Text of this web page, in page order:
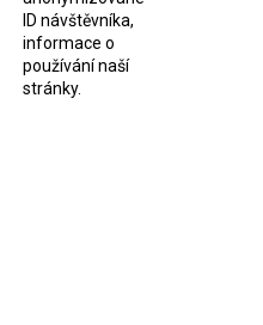
ID návštěvníka,
informace o
používání naší
stránky.